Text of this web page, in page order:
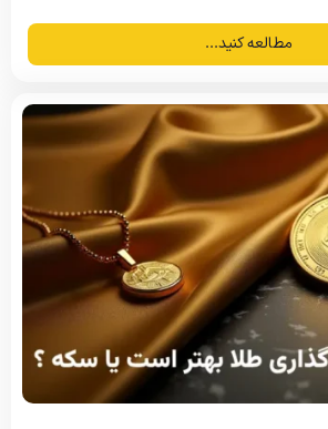
مطالعه کنید...